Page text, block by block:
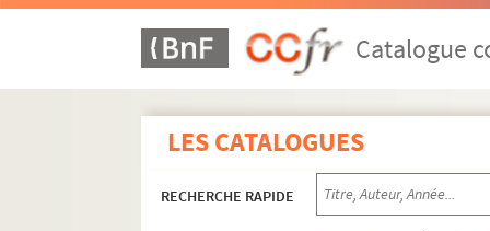
Catalogue
LES CATALOGUES
RECHERCHE RAPIDE
Documents concernant Pierre-Joseph
Ms 2802. Pierre-Joseph Proudhon. Du
Ms 2804-2805. Pierre-Joseph
Ms 2806. Pierre-Joseph Proudhon.
Ms 2807. Pierre-Joseph Proudhon. Le